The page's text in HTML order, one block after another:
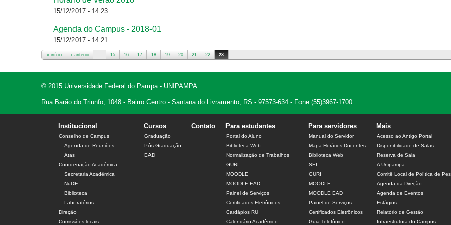
15/12/2017 - 14:23
Agenda do Campus - 2018-01
15/12/2017 - 14:21
« início ‹ anterior 15 16 17 18 19 20 21 22 23
© 2015 Universidade Federal do Pampa - UNIPAMPA
Rua Barão do Triunfo, 1048 - Bairro Centro - Santana do Livramento, RS - 97573-634 - Fone (55)3967-1700
Institucional
Conselho de Campus
Agenda de Reuniões
Atas
Coordenação Acadêmica
Secretaria Acadêmica
NuDE
Biblioteca
Laboratórios
Direção
Comissões locais
Cursos
Graduação
Pós-Graduação
EAD
Contato Para estudantes
Portal do Aluno
Biblioteca Web
Normalização de Trabalhos
GURI
MOODLE
MOODLE EAD
Painel de Serviços
Certificados Eletrônicos
Cardápios RU
Calendário Acadêmico
Para servidores
Manual do Servidor
Mapa Horários Docentes
Biblioteca Web
SEI
GURI
MOODLE
MOODLE EAD
Painel de Serviços
Certificados Eletrônicos
Guia Telefônico
Mais
Acesso ao Antigo Portal
Disponibilidade de Salas
Reserva de Sala
A Unipampa
Comitê Local de Política de
Agenda da Direção
Agenda de Eventos
Estágios
Relatório de Gestão
Infraestrutura do Campus